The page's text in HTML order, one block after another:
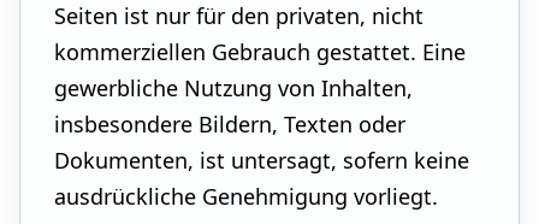
Seiten ist nur für den privaten, nicht
kommerziellen Gebrauch gestattet. Eine
gewerbliche Nutzung von Inhalten,
insbesondere Bildern, Texten oder
Dokumenten, ist untersagt, sofern keine
ausdrückliche Genehmigung vorliegt.